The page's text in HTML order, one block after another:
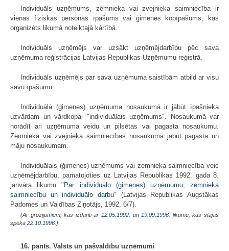
Individuāls uzņēmums, zemnieka vai zvejnieka saimniecība ir
vienas fiziskas personas īpašums vai ģimenes kopīpašums, kas
organizēts likumā noteiktajā kārtībā.
Individuāls uzņēmējs var uzsākt uzņēmējdarbību pēc sava
uzņēmuma reģistrācijas Latvijas Republikas Uzņēmumu reģistrā.
Individuāls uzņēmējs par sava uzņēmuma saistībām atbild ar visu
savu īpašumu.
Individuālā (ģimenes) uzņēmuma nosaukumā ir jābūt īpašnieka
uzvārdam un vārdkopai "individuālais uzņēmums". Nosaukumā var
norādīt ari uzņēmuma veidu un pilsētas vai pagasta nosaukumu.
Zemnieka vai zvejnieka saimniecības nosaukumā jābūt pagasta un
māju nosaukumam.
Individuālais (ģimenes) uzņēmums vai zemnieka saimniecība veic
uzņēmējdarbību, pamatojoties uz Latvijas Republikas 1992. gada 8.
janvāra likumu " Par individuālo (ģimenes) uzņēmumu, zemnieka
saimniecību un individuālo darbu" (Latvijas Republikas Augstākas
Padomes un Valdības Ziņotājs, 1992, 6/7).
(Ar grozījumiem, kas izdarīti ar 12.05.1992. un 19.09.1996 . likumu, kas stājas
spēkā 22.10.1996. )
16. pants. Valsts un pašvaldību uzņēmumi